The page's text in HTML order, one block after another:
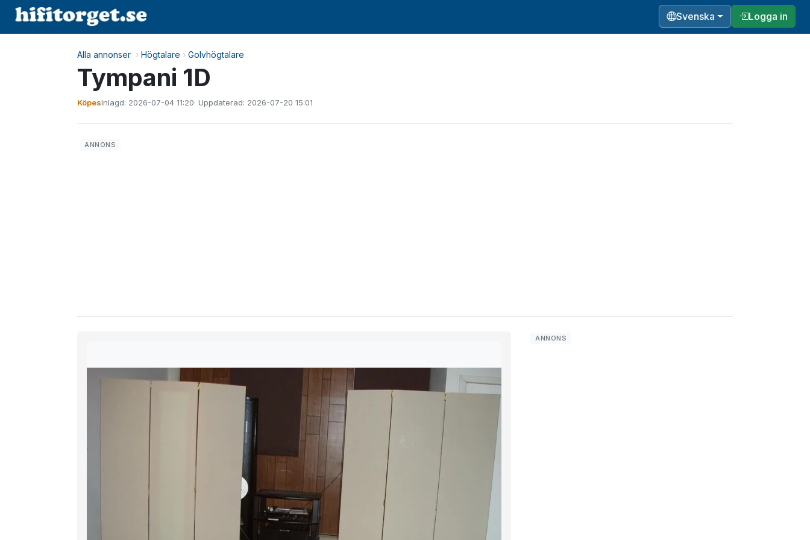
Svenska Logga in
Alla annonser › Högtalare › Golvhögtalare
Tympani 1D
KöpesInlagd: 2026-07-04 11:20· Uppdaterad: 2026-07-20 15:01